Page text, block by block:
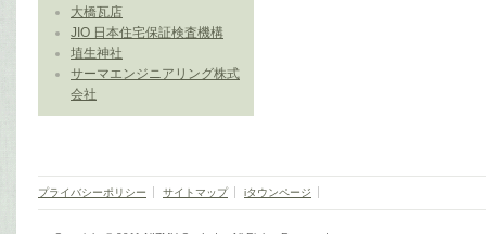
大橋瓦店
JIO 日本住宅保証検査機構
埴生神社
サーマエンジニアリング株式
会社
プライバシーポリシー サイトマップ iタウンページ